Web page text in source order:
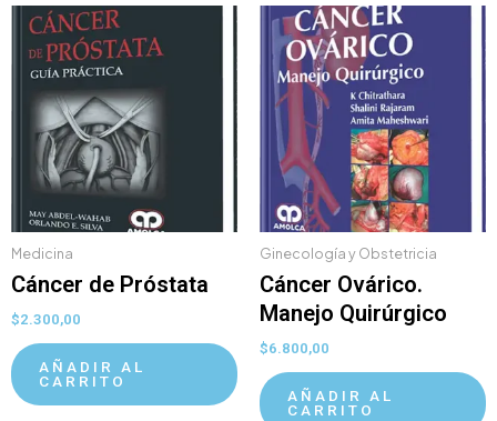
Medicina
Cáncer de Próstata
$2.300,00
AÑADIR AL
CARRITO
Ginecología y Obstetricia
Cáncer Ovárico.
Manejo Quirúrgico
$6.800,00
AÑADIR AL
CARRITO